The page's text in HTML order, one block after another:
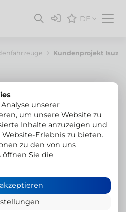
DE
Kundenprojekt Isuzu
&
es - ist ein Beast. Die
unserer
um unsere Website zu
Inhalte anzuzeigen und
Erlebnis zu bieten.
zu den von uns
öffnen Sie die